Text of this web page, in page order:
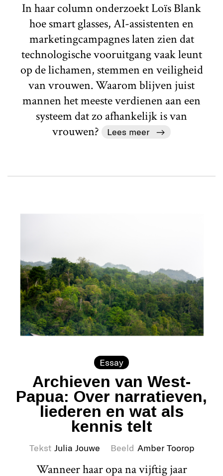
In haar column onderzoekt Loïs Blank
hoe smart glasses, AI-assistenten en
marketingcampagnes laten zien dat
technologische vooruitgang vaak leunt
op de lichamen, stemmen en veiligheid
van vrouwen. Waarom blijven juist
mannen het meeste verdienen aan een
systeem dat zo afhankelijk is van
vrouwen?
Lees meer
Essay
Archieven van West-
Papua: Over narratieven,
liederen en wat als
kennis telt
Tekst Julia Jouwe Beeld Amber Toorop
Wanneer haar opa na vijftig jaar